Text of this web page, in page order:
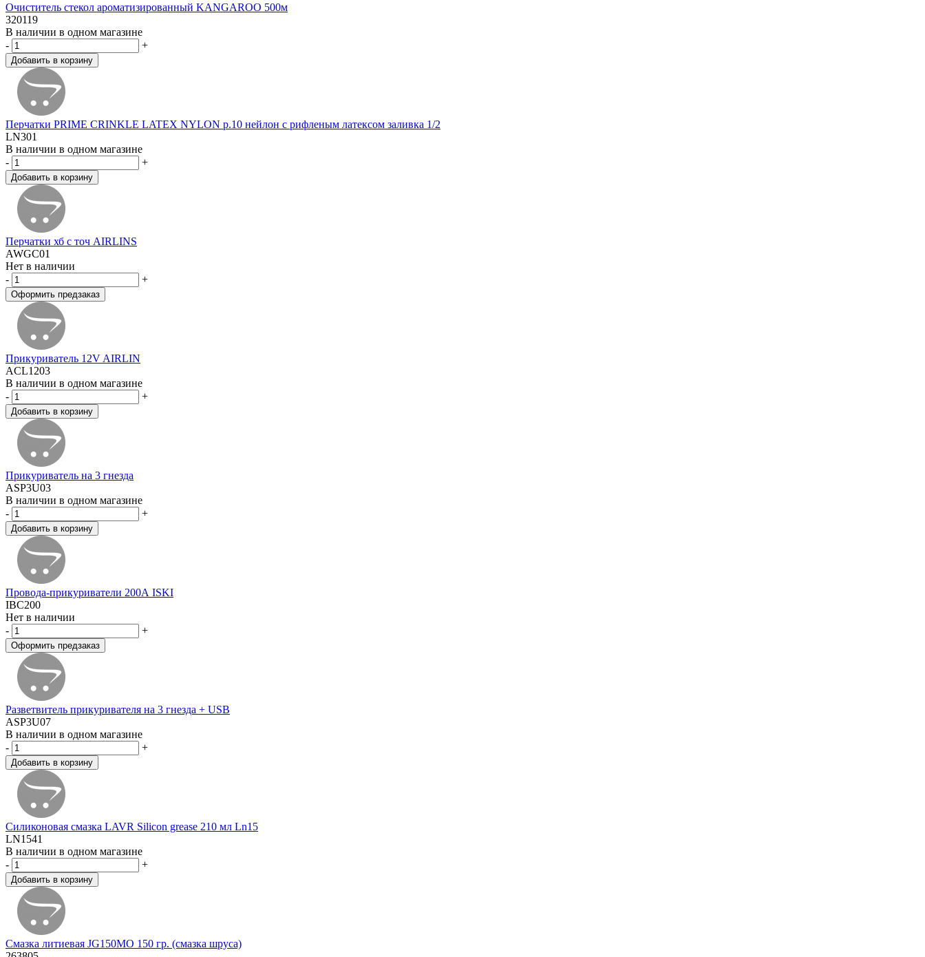
Очиститель стекол ароматизированный KANGAROO 500м
320119
В наличии в одном магазине
-
+
Перчатки PRIME CRINKLE LATEX NYLON р.10 нейлон с рифленым латексом заливка 1/2
LN301
В наличии в одном магазине
-
+
Перчатки хб с точ AIRLINS
AWGC01
Нет в наличии
-
+
Прикуриватель 12V AIRLIN
ACL1203
В наличии в одном магазине
-
+
Прикуриватель на 3 гнезда
ASP3U03
В наличии в одном магазине
-
+
Провода-прикуриватели 200А ISKI
IBC200
Нет в наличии
-
+
Разветвитель прикуривателя на 3 гнезда + USB
ASP3U07
В наличии в одном магазине
-
+
Силиконовая смазка LAVR Silicon grease 210 мл Ln15
LN1541
В наличии в одном магазине
-
+
Смазка литиевая JG150MO 150 гр. (смазка шруса)